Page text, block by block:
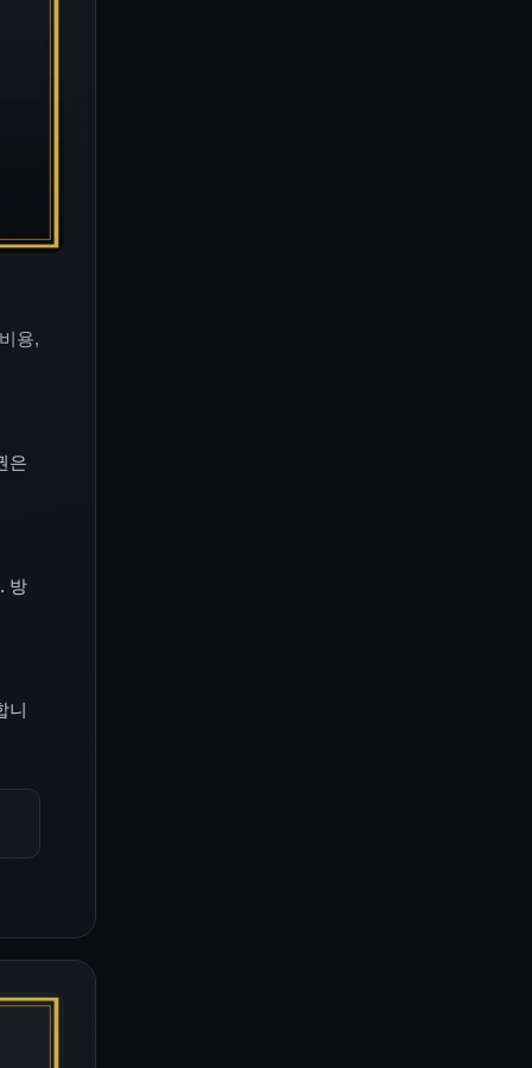
용,
은
방
니